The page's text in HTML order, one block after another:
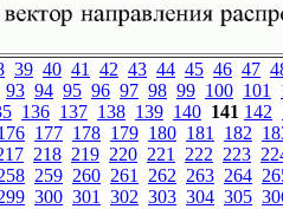
39 40 41 42 43 44 45 46 47
93 94 95 96 97 98 99 100 101
136 137 138 139 140 141 142
177 178 179 180 181 182
218 219 220 221 222 223
259 260 261 262 263 264
300 301 302 303 304 305